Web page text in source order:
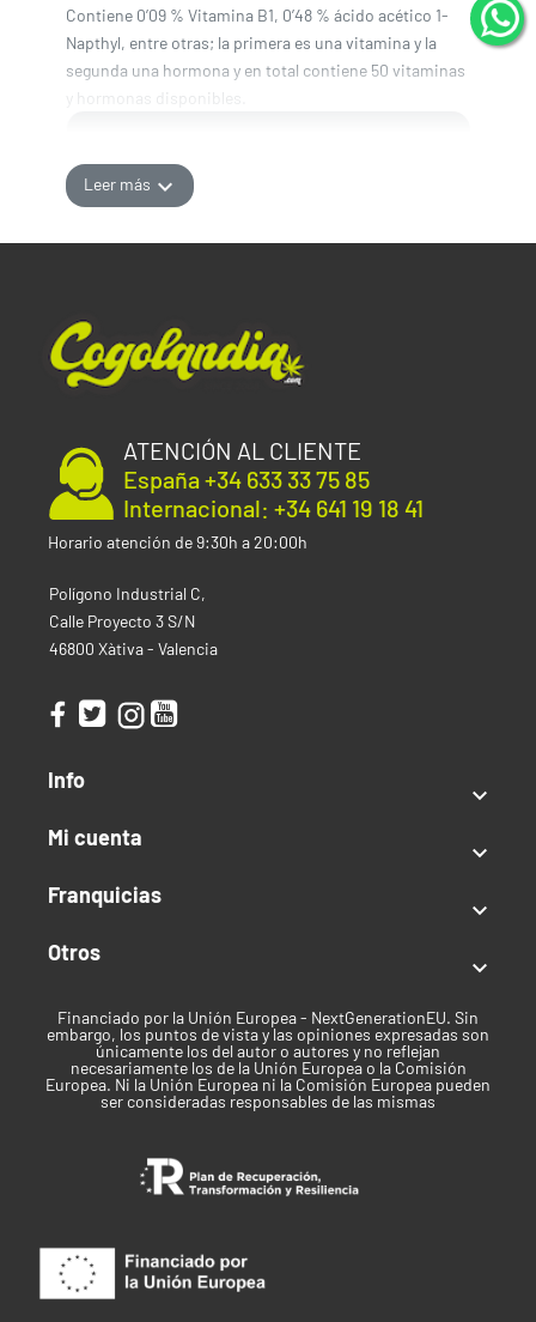
Contiene 0’09 % Vitamina B1, 0’48 % ácido acético 1-
Napthyl, entre otras; la primera es una vitamina y la
segunda una hormona y en total contiene 50 vitaminas
y hormonas disponibles.
Leer más expand_more
ATENCIÓN AL CLIENTE
España +34 633 33 75 85
Internacional: +34 641 19 18 41
Horario atención de 9:30h a 20:00h
Polígono Industrial C,
Calle Proyecto 3 S/N
46800 Xàtiva - Valencia
Info

Mi cuenta

Franquicias

Otros

Financiado por la Unión Europea - NextGenerationEU. Sin
embargo, los puntos de vista y las opiniones expresadas son
únicamente los del autor o autores y no reflejan
necesariamente los de la Unión Europea o la Comisión
Europea. Ni la Unión Europea ni la Comisión Europea pueden
ser consideradas responsables de las mismas